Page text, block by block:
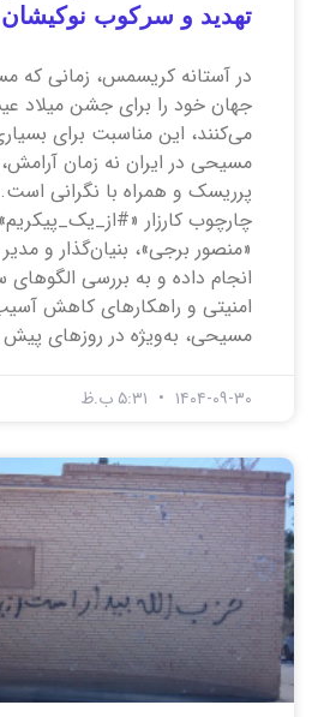
تهدید و سرکوب نوکیشان
در آستانه کریسمس، زمانی که
جهان خود را برای جشن میلاد
می‌کنند، این مناسبت برای
مسیحی در ایران نه زمان آرامش،
پرریسک و همراه با نگرانی است.
چارچوب کارزار
انجام داده و به بررسی
امنیتی و راهکارهای کاهش
مسیحی، به‌ویژه در روزهای پیش
۱۴۰۴-۰۹-۳۰